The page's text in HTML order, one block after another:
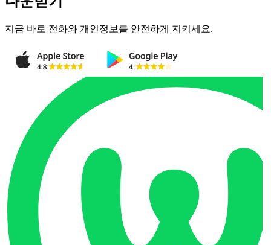
지금 바로 전화와 개인정보를 안전하게 지키세요.